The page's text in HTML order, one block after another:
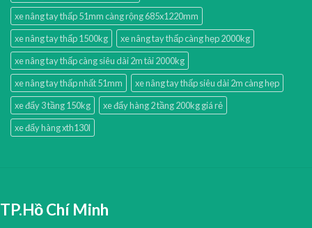
xe nâng tay thấp 51mm càng rộng 685x1220mm
xe nâng tay thấp 1500kg
xe nâng tay thấp càng hẹp 2000kg
xe nâng tay thấp càng siêu dài 2m tải 2000kg
xe nâng tay thấp nhất 51mm
xe nâng tay thấp siêu dài 2m càng hẹp
xe đẩy 3 tầng 150kg
xe đẩy hàng 2 tầng 200kg giá rẻ
xe đẩy hàng xth130l
TP.Hồ Chí Minh